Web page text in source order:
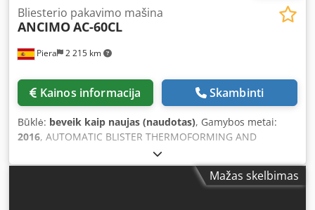
Piera 2 215 km
Bliesterio pakavimo mašina
ANCIMOAC-60CL
Kainos informacija Skambinti
Būklė: beveik kaip naujas (naudotas), Gamybos metai:
2016, AUTOMATIC BLISTER THERMOFORMING AND
SEALING MACHINE ANCIMO AC-60 CL Manufacturer:
ANCIMO Model: AC-60 CL Year of manufacture: 2016
Condition: Excellent. Very few operating hours. Complete
Mažas skelbimas